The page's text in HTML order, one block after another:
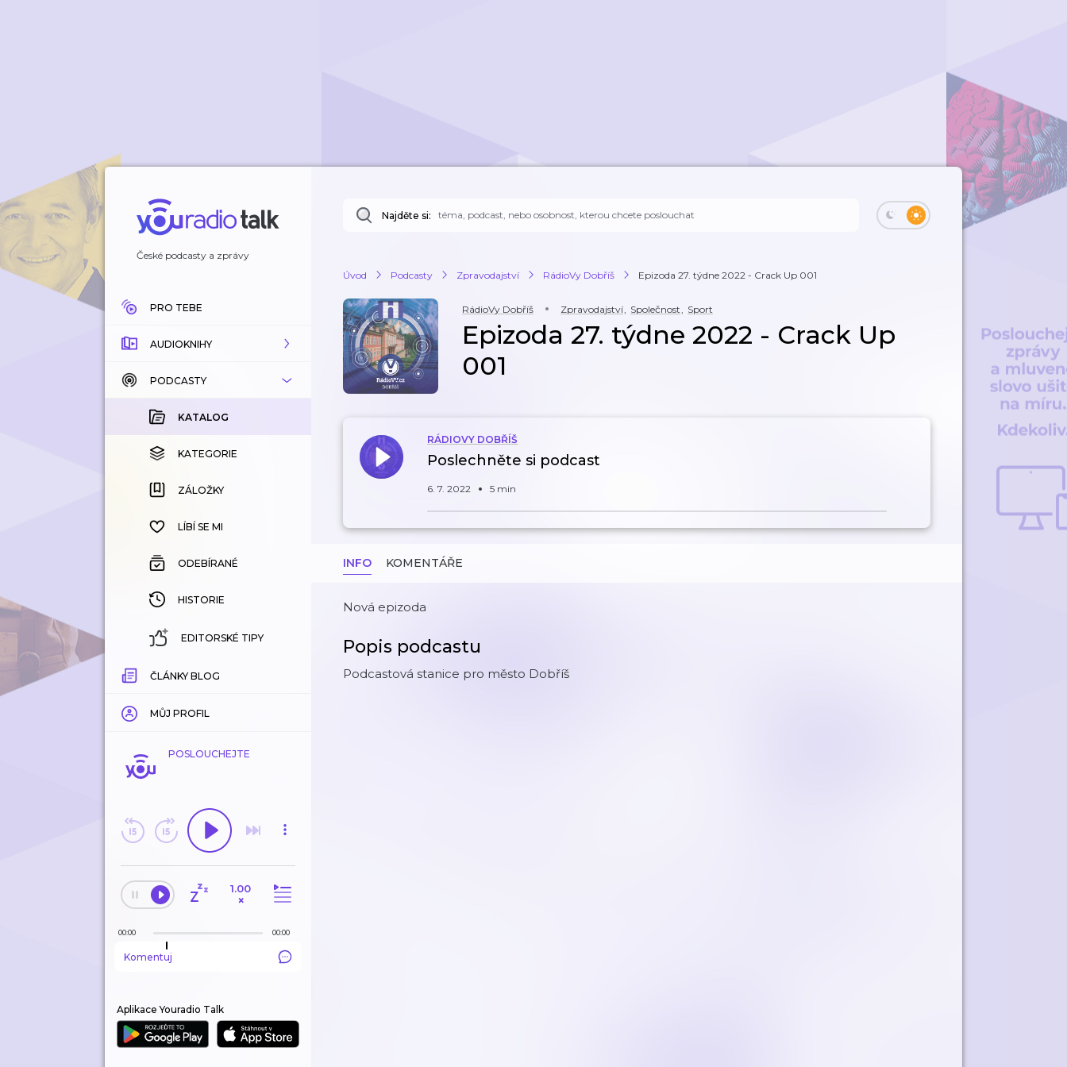
České podcasty a zprávy
PRO TEBE
AUDIOKNIHY
KATALOG
KOUPENÉ
KATEGORIE
ZÁLOŽKY
HISTORIE
PODCASTY
KATALOG
KATEGORIE
ZÁLOŽKY
LÍBÍ SE MI
ODEBÍRANÉ
HISTORIE
EDITORSKÉ TIPY
ČLÁNKY BLOG
MŮJ PROFIL
POSLOUCHEJTE
1.00
×
00:00 00:00
Komentuj
Aplikace Youradio Talk
Najděte si:
Úvod Podcasty Zpravodajství RádioVy Dobříš Epizoda 27. týdne 2022 - Crack Up 001
RádioVy Dobříš Zpravodajství, Společnost, Sport
Epizoda 27. týdne 2022 - Crack Up
001
RÁDIOVY DOBŘÍŠ
Poslechněte si podcast
6. 7. 2022 5 min
INFO KOMENTÁŘE
Nová epizoda
Popis podcastu
Podcastová stanice pro město Dobříš